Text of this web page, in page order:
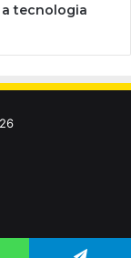
a tecnologia